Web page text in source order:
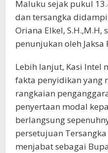
Maluku sejak pukul
dan tersangka
Oriana Elkel, S.H.,M.H,
penunjukan oleh Jaksa
Lebih lanjut, Kasi Intel
fakta penyidikan yang
rangkaian
penyertaan modal
berlangsung
persetujuan Tersangka
menjabat sebagai